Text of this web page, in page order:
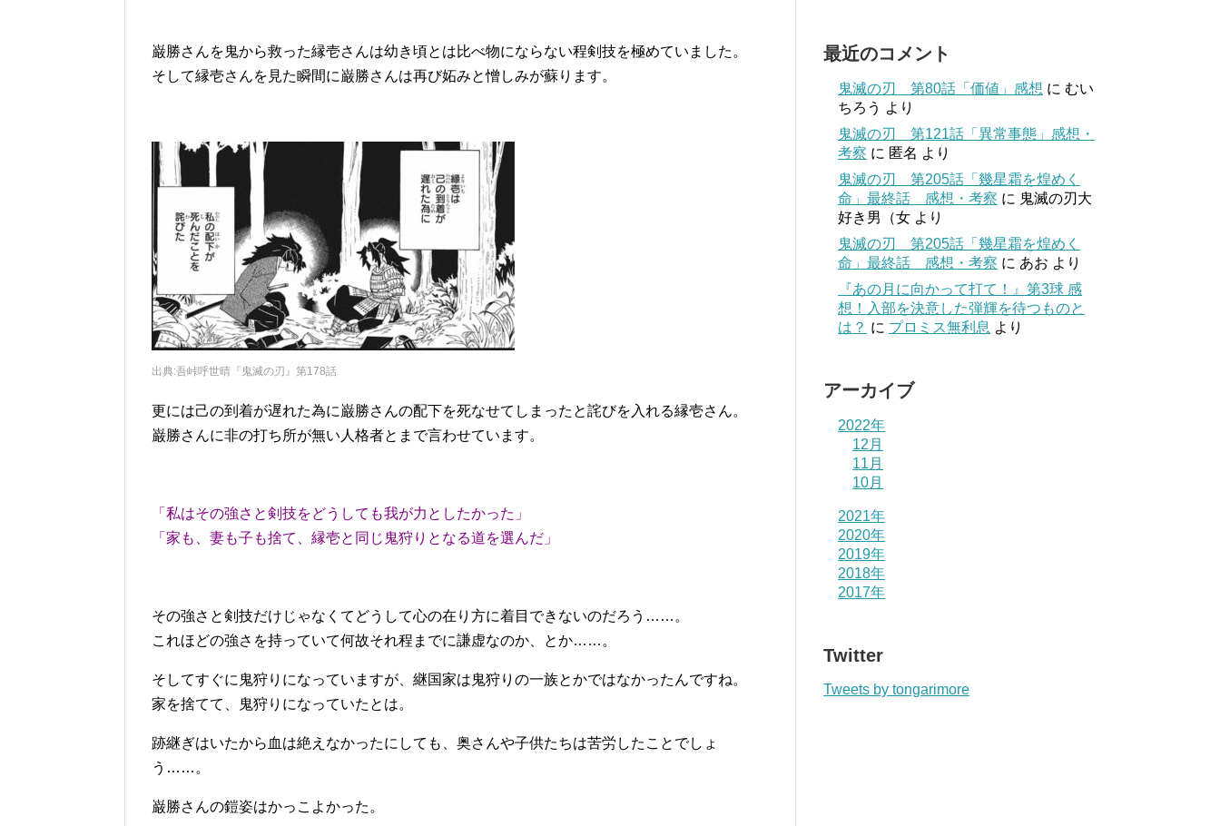
巌勝さんを鬼から救った縁壱さんは幼き頃とは比べ物にならない程剣技を極めていました。
そして縁壱さんを見た瞬間に巌勝さんは再び妬みと憎しみが蘇ります。
出典:吾峠呼世晴『鬼滅の刃』第178話
更には己の到着が遅れた為に巌勝さんの配下を死なせてしまったと詫びを入れる縁壱さん。
巌勝さんに非の打ち所が無い人格者とまで言わせています。
「私はその強さと剣技をどうしても我が力としたかった」
「家も、妻も子も捨て、縁壱と同じ鬼狩りとなる道を選んだ」
その強さと剣技だけじゃなくてどうして心の在り方に着目できないのだろう……。
これほどの強さを持っていて何故それ程までに謙虚なのか、とか……。
そしてすぐに鬼狩りになっていますが、継国家は鬼狩りの一族とかではなかったんですね。
家を捨てて、鬼狩りになっていたとは。
跡継ぎはいたから血は絶えなかったにしても、奥さんや子供たちは苦労したことでしょ
う……。
巌勝さんの鎧姿はかっこよかった。
最近のコメント
鬼滅の刃 第80話「価値」感想 に むい
ちろう より
鬼滅の刃 第121話「異常事態」感想・
考察 に 匿名 より
鬼滅の刃 第205話「幾星霜を煌めく
命」最終話 感想・考察 に 鬼滅の刃大
好き男（女 より
鬼滅の刃 第205話「幾星霜を煌めく
命」最終話 感想・考察 に あお より
『あの月に向かって打て！』第3球 感
想！入部を決意した弾輝を待つものと
は？ に プロミス無利息 より
アーカイブ
2022年
12月
11月
10月
2021年
2020年
2019年
2018年
2017年
Twitter
Tweets by tongarimore